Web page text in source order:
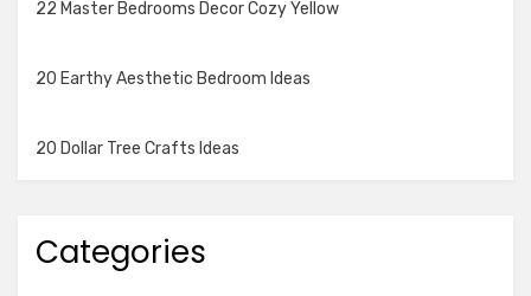
22 Master Bedrooms Decor Cozy Yellow
20 Earthy Aesthetic Bedroom Ideas
20 Dollar Tree Crafts Ideas
Categories